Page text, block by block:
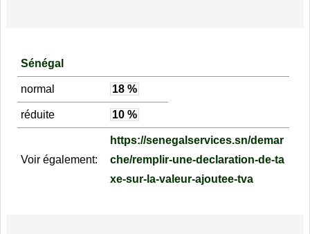
Sénégal
normal 18 %
réduite 10 %
Voir également:
https://senegalservices.sn/demar
che/remplir-une-declaration-de-ta
xe-sur-la-valeur-ajoutee-tva